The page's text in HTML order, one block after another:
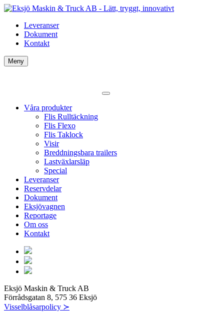
Leveranser
Dokument
Kontakt
Meny
Våra produkter
Flis Rulltäckning
Flis Flexo
Flis Taklock
Visir
Breddningsbara trailers
Lastväxlarsläp
Special
Leveranser
Reservdelar
Dokument
Eksjövagnen
Reportage
Om oss
Kontakt
Eksjö Maskin & Truck AB
Förrådsgatan 8, 575 36 Eksjö
Visselblåsarpolicy ≻